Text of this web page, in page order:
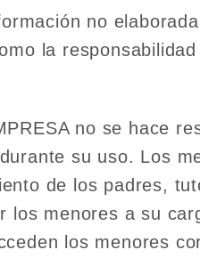
no
la
no se hace
su uso. Los
de los padres,
menores a su
los menores